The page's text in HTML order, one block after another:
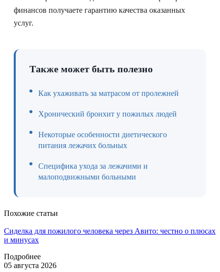
финансов получаете гарантию качества оказанных
услуг.
Также может быть полезно
Как ухаживать за матрасом от пролежней
Хронический бронхит у пожилых людей
Некоторые особенности диетического
питания лежачих больных
Специфика ухода за лежачими и
малоподвижными больными
Похожие статьи
Сиделка для пожилого человека через Авито: честно о плюсах
и минусах
Подробнее
05 августа 2026